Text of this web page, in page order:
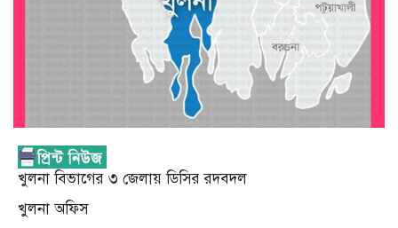
খুলনা বিভাগের ৩ জেলায় ডিসির রদবদল
খুলনা অফিস